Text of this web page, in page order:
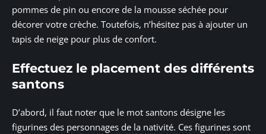
pommes de pin ou encore de la mousse séchée pour
décorer votre crèche. Toutefois, n’hésitez pas à ajouter un
tapis de neige pour plus de confort.
Effectuez le placement des différents
santons
D’abord, il faut noter que le mot santons désigne les
figurines des personnages de la nativité. Ces figurines sont